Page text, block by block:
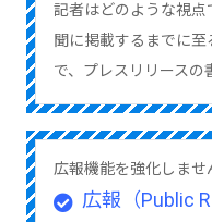
記者はどのような視点
聞に掲載するまでに
で、プレスリリースの
広報機能を強化しませ
広報（Public